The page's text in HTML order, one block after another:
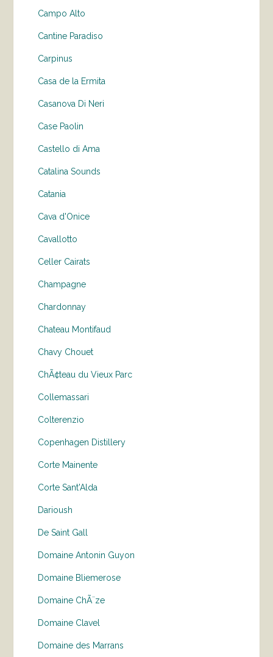
Campo Alto
Cantine Paradiso
Carpinus
Casa de la Ermita
Casanova Di Neri
Case Paolin
Castello di Ama
Catalina Sounds
Catania
Cava d'Onice
Cavallotto
Celler Cairats
Champagne
Chardonnay
Chateau Montifaud
Chavy Chouet
ChÃ¢teau du Vieux Parc
Collemassari
Colterenzio
Copenhagen Distillery
Corte Mainente
Corte Sant'Alda
Darioush
De Saint Gall
Domaine Antonin Guyon
Domaine Bliemerose
Domaine ChÃ¨ze
Domaine Clavel
Domaine des Marrans